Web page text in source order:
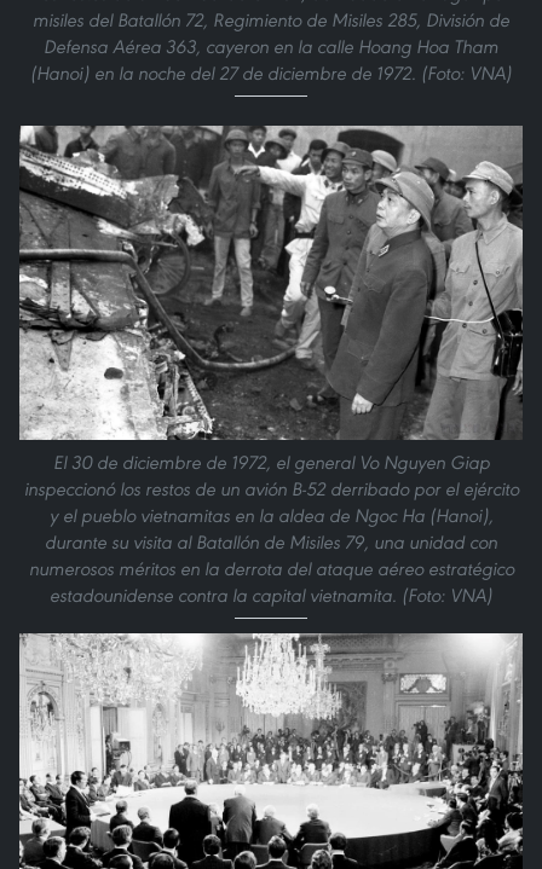
misiles del Batallón 72, Regimiento de Misiles 285, División de
Defensa Aérea 363, cayeron en la calle Hoang Hoa Tham
(Hanoi) en la noche del 27 de diciembre de 1972. (Foto: VNA)
El 30 de diciembre de 1972, el general Vo Nguyen Giap
inspeccionó los restos de un avión B-52 derribado por el ejército
y el pueblo vietnamitas en la aldea de Ngoc Ha (Hanoi),
durante su visita al Batallón de Misiles 79, una unidad con
numerosos méritos en la derrota del ataque aéreo estratégico
estadounidense contra la capital vietnamita. (Foto: VNA)